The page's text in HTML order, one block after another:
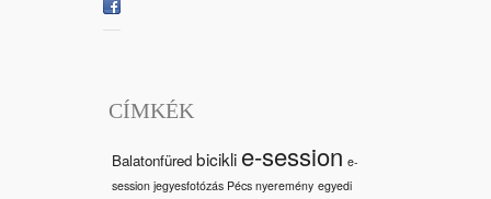
CÍMKÉK
Balatonfüred bicikli e-session e-
session jegyesfotózás Pécs nyeremény egyedi